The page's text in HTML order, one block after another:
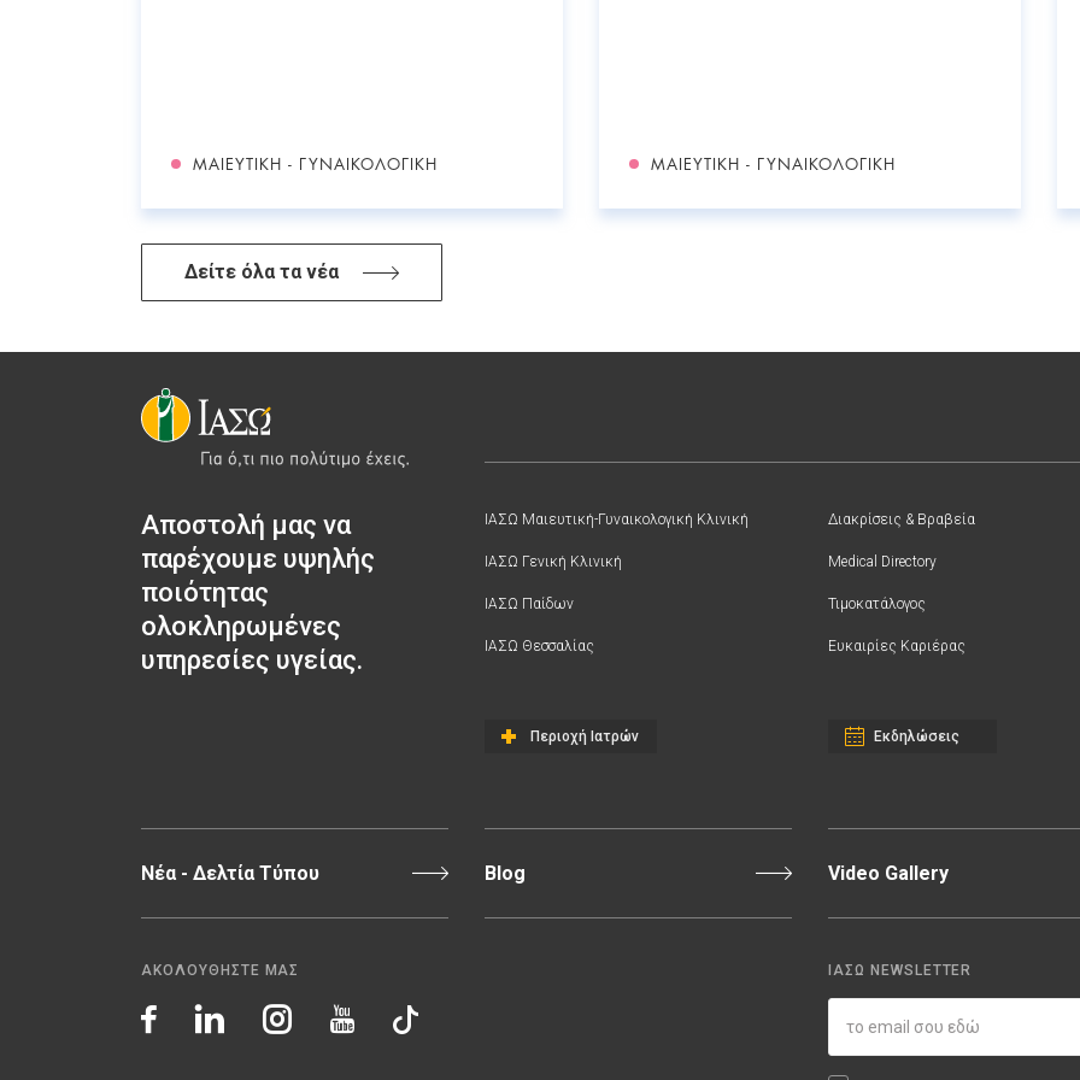
ΜΑΙΕΥΤΙΚΉ - ΓΥΝΑΙΚΟΛΟΓΙΚΉ ΜΑΙΕΥΤΙΚΉ - ΓΥΝΑΙΚΟΛΟΓΙΚΉ
Δείτε όλα τα νέα
Αποστολή μας να
παρέχουμε υψηλής
ποιότητας
ολοκληρωμένες
υπηρεσίες υγείας.
ΙΑΣΩ Μαιευτική-Γυναικολογική Κλινική
ΙΑΣΩ Γενική Κλινική
ΙΑΣΩ Παίδων
ΙΑΣΩ Θεσσαλίας
Περιοχή Ιατρών
Διακρίσεις & Βραβεία
Medical Directory
Τιμοκατάλογος
Ευκαιρίες Καριέρας
Εκδηλώσεις
Νέα - Δελτία Τύπου Blog Video Gallery
ΑΚΟΛΟΥΘΗΣΤΕ ΜΑΣ ΙΑΣΩ NEWSLETTER